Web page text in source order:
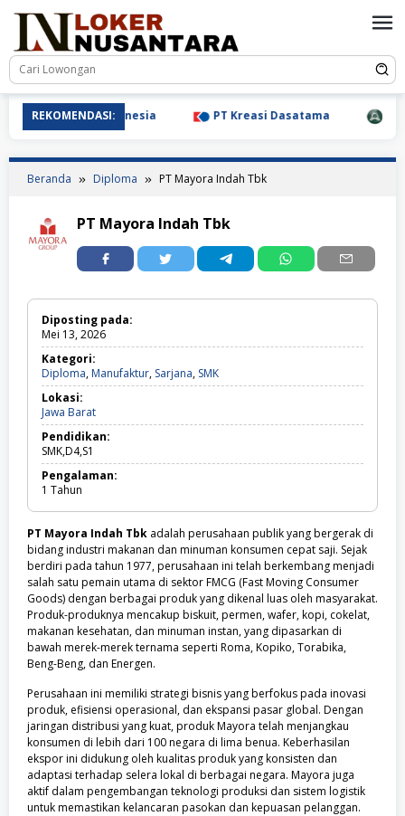
REKOMENDASI:
Precision Indonesia PT Kreasi Dasatama PT
Beranda Diploma PT Mayora Indah Tbk
PT Mayora Indah Tbk
Diposting pada:
Mei 13, 2026
Kategori:
Diploma, Manufaktur, Sarjana, SMKDiploma,
Manufaktur,
Lokasi:
Jawa BaratJawa
Barat
Pendidikan:
SMK,D4,S1
Pengalaman:
1 Tahun
PT Mayora Indah Tbk adalah perusahaan publik yang bergerak di
bidang industri makanan dan minuman konsumen cepat saji. Sejak
berdiri pada tahun 1977, perusahaan ini telah berkembang menjadi
salah satu pemain utama di sektor FMCG (Fast Moving Consumer
Goods) dengan berbagai produk yang dikenal luas oleh masyarakat.
Produk-produknya mencakup biskuit, permen, wafer, kopi, cokelat,
makanan kesehatan, dan minuman instan, yang dipasarkan di
bawah merek-merek ternama seperti Roma, Kopiko, Torabika,
Beng-Beng, dan Energen.
Perusahaan ini memiliki strategi bisnis yang berfokus pada inovasi
produk, efisiensi operasional, dan ekspansi pasar global. Dengan
jaringan distribusi yang kuat, produk Mayora telah menjangkau
konsumen di lebih dari 100 negara di lima benua. Keberhasilan
ekspor ini didukung oleh kualitas produk yang konsisten dan
adaptasi terhadap selera lokal di berbagai negara. Mayora juga
aktif dalam pengembangan teknologi produksi dan sistem logistik
untuk memastikan kelancaran pasokan dan kepuasan pelanggan.